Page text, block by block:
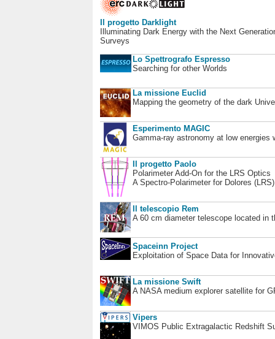
Il progetto Darklight
Illuminating Dark Energy with the Next
Surveys
Lo Spettrografo Espresso
Searching for other Worlds
La missione Euclid
Mapping the geometry of the dark
Esperimento MAGIC
Gamma-ray astronomy at low energies
Il progetto Paolo
Polarimeter Add-On for the LRS Optics
A Spectro-Polarimeter for Dolores
Il telescopio Rem
A 60 cm diameter telescope located in
Spaceinn Project
Exploitation of Space Data for
La missione Swift
A NASA medium explorer satellite for
Vipers
VIMOS Public Extragalactic Redshift